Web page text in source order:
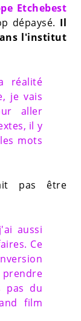
Etchebest
dépaysé. Il
l'institut
réalité
je vais
aller
il y
mots
pas être
aussi
Ce
prendre
pas du
film